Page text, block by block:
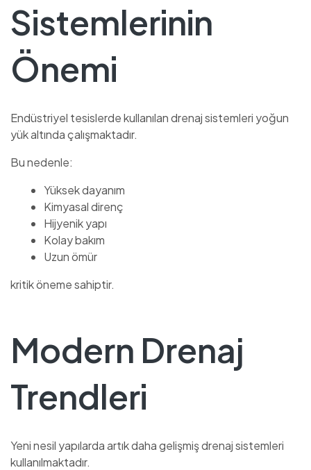
Sistemlerinin
Önemi
Endüstriyel tesislerde kullanılan drenaj sistemleri yoğun
yük altında çalışmaktadır.
Bu nedenle:
Yüksek dayanım
Kimyasal direnç
Hijyenik yapı
Kolay bakım
Uzun ömür
kritik öneme sahiptir.
Modern Drenaj
Trendleri
Yeni nesil yapılarda artık daha gelişmiş drenaj sistemleri
kullanılmaktadır.